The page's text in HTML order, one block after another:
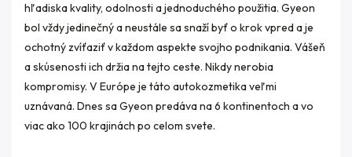
hľadiska kvality, odolnosti a jednoduchého použitia. Gyeon
bol vždy jedinečný a neustále sa snaží byť o krok vpred a je
ochotný zvíťaziť v každom aspekte svojho podnikania. Vášeň
a skúsenosti ich držia na tejto ceste. Nikdy nerobia
kompromisy. V Európe je táto autokozmetika veľmi
uznávaná. Dnes sa Gyeon predáva na 6 kontinentoch a vo
viac ako 100 krajinách po celom svete.